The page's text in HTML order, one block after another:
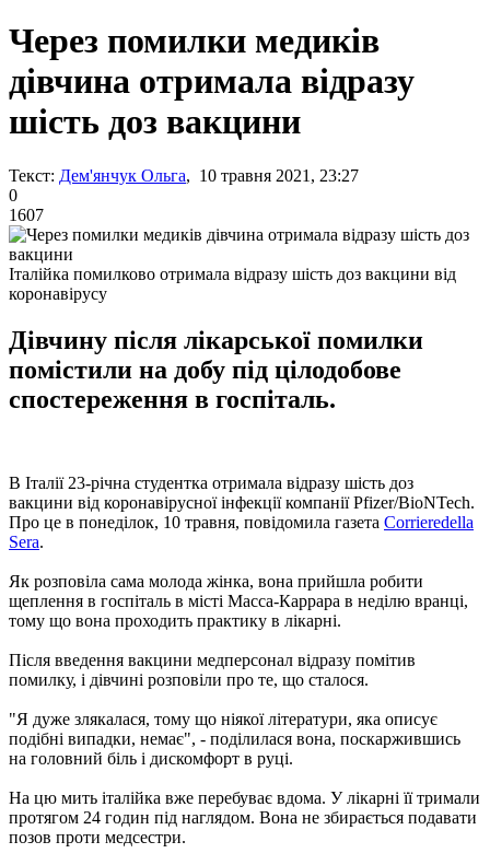
Через помилки медиків
дівчина отримала відразу
шість доз вакцини
Текст: Дем'янчук Ольга, 10 травня 2021, 23:27
0
1607
Італійка помилково отримала відразу шість доз вакцини від
коронавірусу
Дівчину після лікарської помилки
помістили на добу під цілодобове
спостереження в госпіталь.
В Італії 23-річна студентка отримала відразу шість доз
вакцини від коронавірусної інфекції компанії Pfizer/BioNTech.
Про це в понеділок, 10 травня, повідомила газета Corrieredella
Sera.
Як розповіла сама молода жінка, вона прийшла робити
щеплення в госпіталь в місті Масса-Каррара в неділю вранці,
тому що вона проходить практику в лікарні.
Після введення вакцини медперсонал відразу помітив
помилку, і дівчині розповіли про те, що сталося.
"Я дуже злякалася, тому що ніякої літератури, яка описує
подібні випадки, немає", - поділилася вона, поскаржившись
на головний біль і дискомфорт в руці.
На цю мить італійка вже перебуває вдома. У лікарні її тримали
протягом 24 годин під наглядом. Вона не збирається подавати
позов проти медсестри.